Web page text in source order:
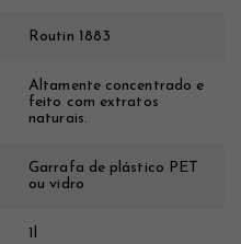
Routin 1883
Altamente concentrado e
feito com extratos
naturais.
Garrafa de plástico PET
ou vidro
1l